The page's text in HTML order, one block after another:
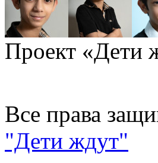
Проект «Дети
Все права
"Дети ждут"